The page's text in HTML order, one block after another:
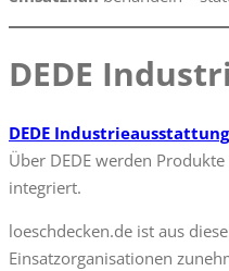
DEDE
DEDE Industrieausstattung
Über DEDE werden
integriert.
loeschdecken.de ist aus
Einsatzorganisationen